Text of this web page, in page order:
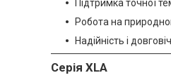
Підтримка точної
Робота на
Надійність і
Серія XLA